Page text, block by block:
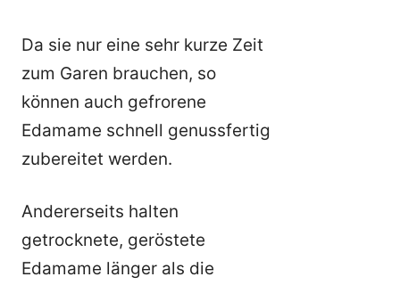
Da sie nur eine sehr kurze Zeit
zum Garen brauchen, so
können auch gefrorene
Edamame schnell genussfertig
zubereitet werden.
Andererseits halten
getrocknete, geröstete
Edamame länger als die